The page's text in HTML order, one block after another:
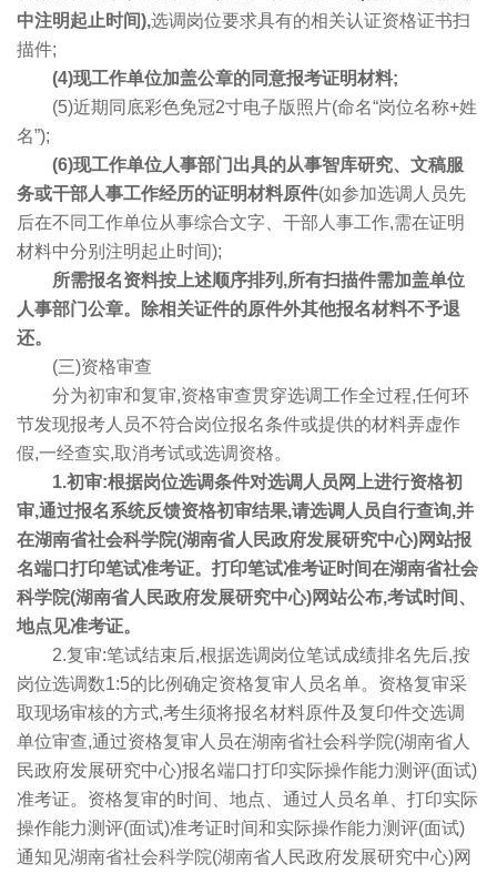
中注明起止时间),选调岗位要求具有的相关认证资格证书扫
描件;
(4)现工作单位加盖公章的同意报考证明材料;
(5)近期同底彩色免冠2寸电子版照片(命名“岗位名称+姓
名”);
(6)现工作单位人事部门出具的从事智库研究、文稿服
务或干部人事工作经历的证明材料原件(如参加选调人员先
后在不同工作单位从事综合文字、干部人事工作,需在证明
材料中分别注明起止时间);
所需报名资料按上述顺序排列,所有扫描件需加盖单位
人事部门公章。除相关证件的原件外其他报名材料不予退
还。
(三)资格审查
分为初审和复审,资格审查贯穿选调工作全过程,任何环
节发现报考人员不符合岗位报名条件或提供的材料弄虚作
假,一经查实,取消考试或选调资格。
1.初审:根据岗位选调条件对选调人员网上进行资格初
审,通过报名系统反馈资格初审结果,请选调人员自行查询,并
在湖南省社会科学院(湖南省人民政府发展研究中心)网站报
名端口打印笔试准考证。打印笔试准考证时间在湖南省社会
科学院(湖南省人民政府发展研究中心)网站公布,考试时间、
地点见准考证。
2.复审:笔试结束后,根据选调岗位笔试成绩排名先后,按
岗位选调数1:5的比例确定资格复审人员名单。资格复审采
取现场审核的方式,考生须将报名材料原件及复印件交选调
单位审查,通过资格复审人员在湖南省社会科学院(湖南省人
民政府发展研究中心)报名端口打印实际操作能力测评(面试)
准考证。资格复审的时间、地点、通过人员名单、打印实际
操作能力测评(面试)准考证时间和实际操作能力测评(面试)
通知见湖南省社会科学院(湖南省人民政府发展研究中心)网